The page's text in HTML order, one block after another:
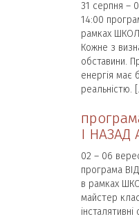
31 серпня –
14:00
рамках
Кожне з
обставини.
енергія має
реальністю.
І НАЗАД
02 – 06
програма
в рамках
майстер